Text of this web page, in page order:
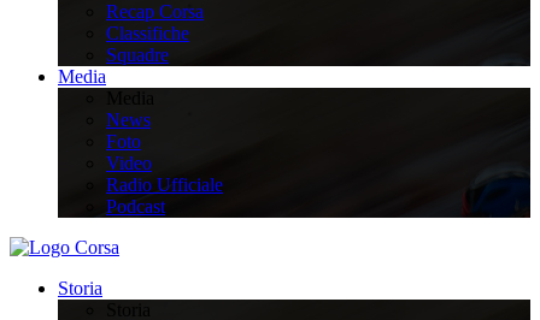
Recap Corsa
Classifiche
Squadre
Media
News
Foto
Video
Radio Ufficiale
Podcast
Storia